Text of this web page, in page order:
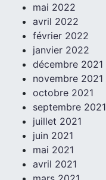
mai 2022
avril 2022
février 2022
janvier 2022
décembre 2021
novembre 2021
octobre 2021
septembre 2021
juillet 2021
juin 2021
mai 2021
avril 2021